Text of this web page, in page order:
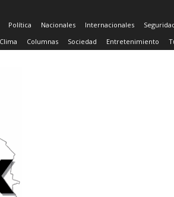
Política Nacionales Internacionales
Clima Columnas Sociedad Entretenimiento